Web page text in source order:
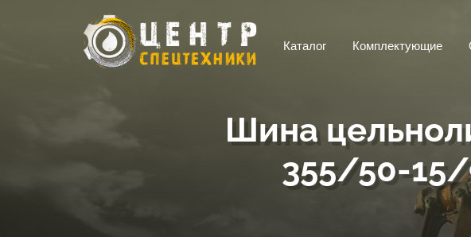
Перейти к основному содержанию
Каталог Комплектующие
Шина
355/50-15/